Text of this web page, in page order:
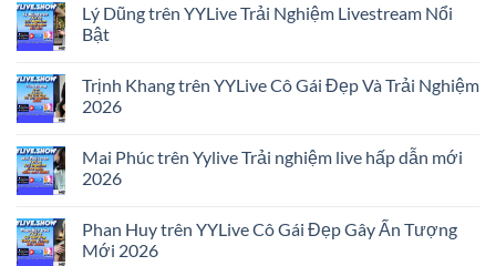
Lý Dũng trên YYLive Trải Nghiệm Livestream Nổi
Bật
on
Lý
Dũng
Trải
Nghiệm
Livestream
Trịnh Khang trên YYLive Cô Gái Đẹp Và Trải Nghiệm
2026
on
Trịnh
Khang
Cô
Gái
Đẹp
Mai Phúc trên Yylive Trải nghiệm live hấp dẫn mới
2026
on
Mai
Phúc
Phan Huy trên YYLive Cô Gái Đẹp Gây Ấn Tượng
Mới 2026